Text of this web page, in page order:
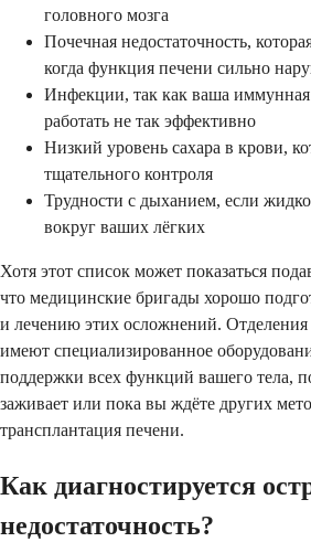
головного мозга
Почечная недостаточность,
когда функция печени сильно
Инфекции, так как ваша
работать не так эффективно
Низкий уровень сахара в крови,
тщательного контроля
Трудности с дыханием, если
вокруг ваших лёгких
Хотя этот список может показаться
что медицинские бригады хорошо
и лечению этих осложнений.
имеют специализированное
поддержки всех функций вашего тела,
заживает или пока вы ждёте других
трансплантация печени.
Как диагностируется
недостаточность?